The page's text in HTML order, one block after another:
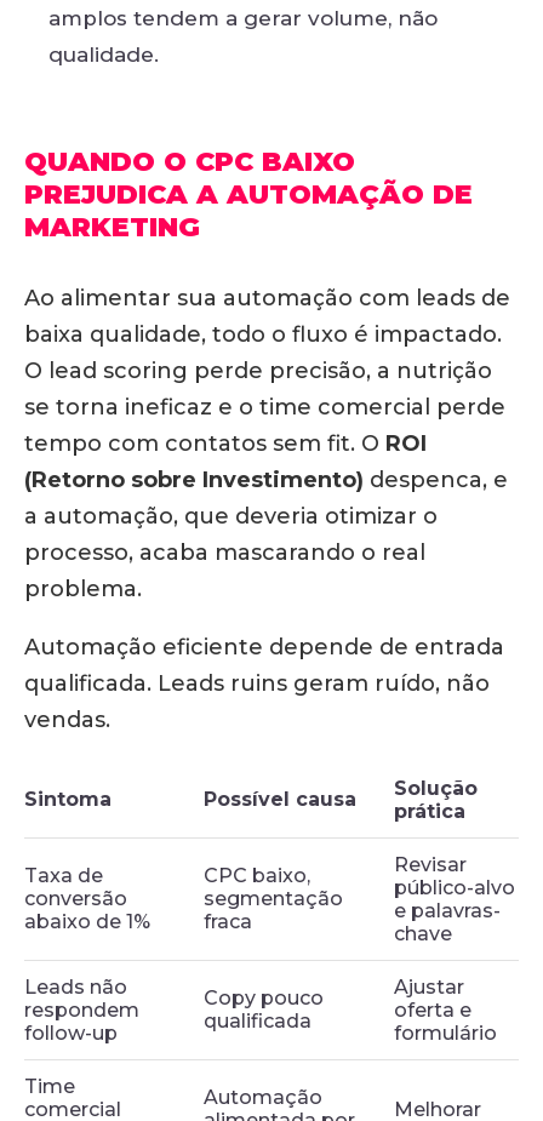
amplos tendem a gerar volume, não
qualidade.
QUANDO O CPC BAIXO
PREJUDICA A AUTOMAÇÃO DE
MARKETING
Ao alimentar sua automação com leads de
baixa qualidade, todo o fluxo é impactado.
O lead scoring perde precisão, a nutrição
se torna ineficaz e o time comercial perde
tempo com contatos sem fit. O ROI
(Retorno sobre Investimento) despenca, e
a automação, que deveria otimizar o
processo, acaba mascarando o real
problema.
Automação eficiente depende de entrada
qualificada. Leads ruins geram ruído, não
vendas.
Sintoma Possível causa
Solução
prática
Taxa de
conversão
abaixo de 1%
CPC baixo,
segmentação
fraca
Revisar
público-alvo
e palavras-
chave
Leads não
respondem
follow-up
Copy pouco
qualificada
Ajustar
oferta e
formulário
Time
comercial
Automação
Melhorar